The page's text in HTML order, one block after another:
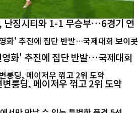
난징시티와 1-1 무승부…6경기 연
화' 추진에 집단 반발…국제대회
룽딩, 메이저우 꺾고 2위 도약